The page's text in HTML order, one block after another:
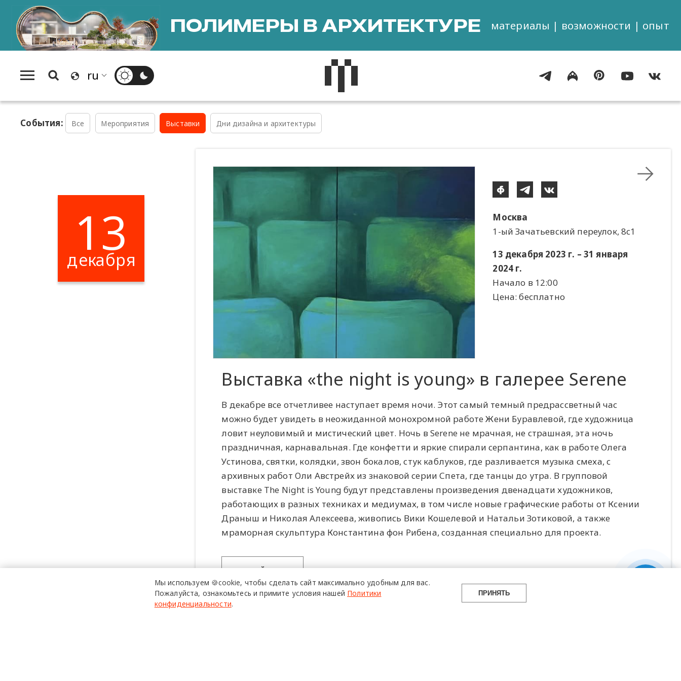
ПОЛИМЕРЫ В АРХИТЕКТУРЕ материалы | возможности | опыт
События: Все Мероприятия Выставки Дни дизайна и архитектуры
13
декабря
Москва
1-ый Зачатьевский переулок, 8с1
13 декабря 2023 г. – 31 января
2024 г.
Начало в 12:00
Цена: бесплатно
Выставка «the night is young» в галерее Serene
В декабре все отчетливее наступает время ночи. Этот самый темный предрассветный час
можно будет увидеть в неожиданной монохромной работе Жени Буравлевой, где художница
ловит неуловимый и мистический цвет. Ночь в Serene не мрачная, не страшная, эта ночь
праздничная, карнавальная. Где конфетти и яркие спирали серпантина, как в работе Олега
Устинова, святки, колядки, звон бокалов, стук каблуков, где разливается музыка смеха, с
архивных работ Оли Австрейх из знаковой серии Спета, где танцы до утра. В групповой
выставке The Night is Young будут представлены произведения двенадцати художников,
работающих в разных техниках и медиумах, в том числе новые графические работы от Ксении
Драныш и Николая Алексеева, живопись Вики Кошелевой и Натальи Зотиковой, а также
мраморная скульптура Константина фон Рибена, созданная специально для проекта.
ПОЙТИ
Мы используем 🍪cookie, чтобы сделать сайт максимально удобным для вас.
Пожалуйста, ознакомьтесь и примите условия нашей Политики
конфиденциальности.
ПРИНЯТЬ